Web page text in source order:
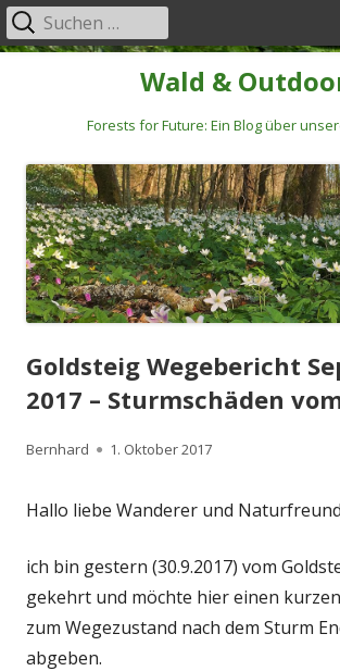
Wald &
Forests for Future: Ein Blog über
Primäres
Suchen
nach:
Goldsteig Wegebericht
2017 – Sturmschäden
Autor
Bernhard
Veröffentlicht
1. Oktober 2017
Hallo liebe Wanderer und
ich bin gestern (30.9.2017) vom
gekehrt und möchte hier einen
zum Wegezustand nach dem Sturm
abgeben.